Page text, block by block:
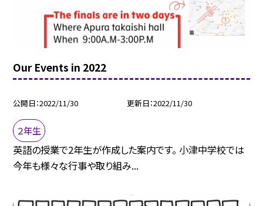
Our Events in 2022
公開日 2022/11/30 更新日 2022/11/30
２年生
英語の授業で2年生が作成した案内です。 小津中学校では
今年も様々な行事や取り組み...